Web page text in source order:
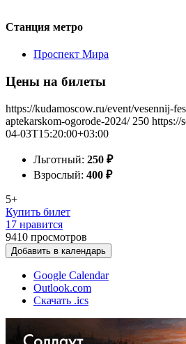
Станция метро
Проспект Мира
Цены на билеты
https://kudamoscow.ru/event/vesennij-
aptekarskom-ogorode-2024/ 250 https://
04-03T15:20:00+03:00
Льготный: 250 ₽
Взрослый: 400 ₽
5+
Купить билет
17 нравится
9410 просмотров
Добавить в календарь
Google Calendar
Outlook.com
Скачать .ics